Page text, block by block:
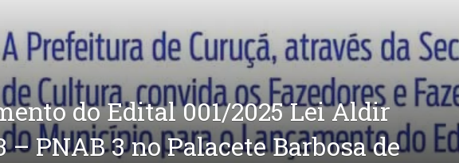
do Edital 001/2025 Lei Aldir
– PNAB 3 no Palacete Barbosa de